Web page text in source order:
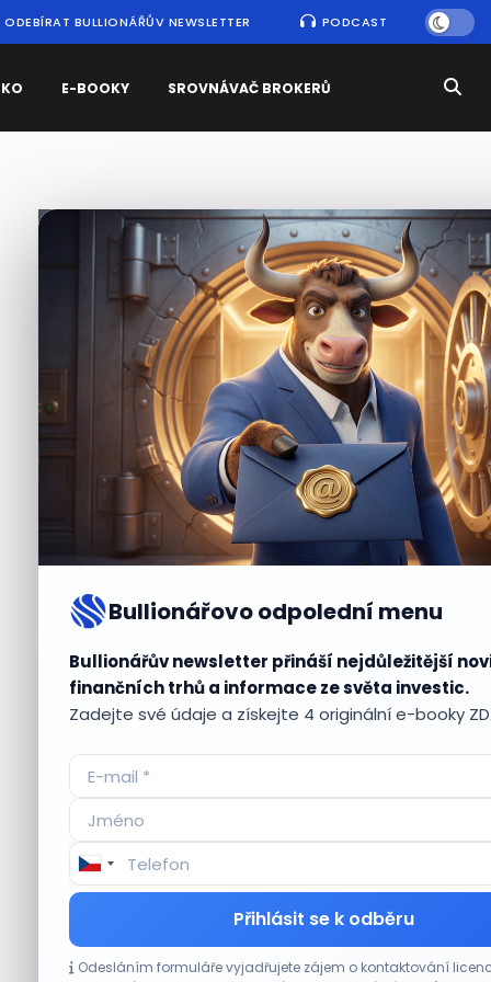
ODEBÍRAT BULLIONÁŘŮV NEWSLETTER PODCAST
E-BOOKY SROVNÁVAČ BROKERŮ
Bullionářovo odpolední menu
Bullionářův newsletter přináší nejdůležitější
finančních trhů a informace ze světa investic.
Zadejte své údaje a získejte 4 originální e-booky
Přihlásit se k odběru
Odesláním formuláře vyjadřujete zájem o kontaktování
Nejčtenějšízprávy
Aktuálnípříležitosti
Akcie Micron klesají, ale nejhoršímu